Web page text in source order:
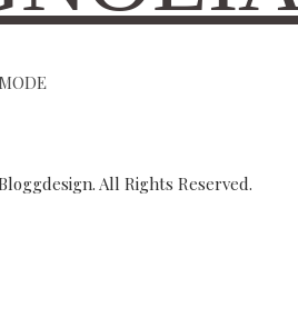
All Rights Reserved.